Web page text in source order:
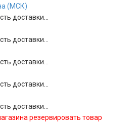
(МСК)
доставки...
доставки...
доставки...
доставки...
доставки...
резервировать товар